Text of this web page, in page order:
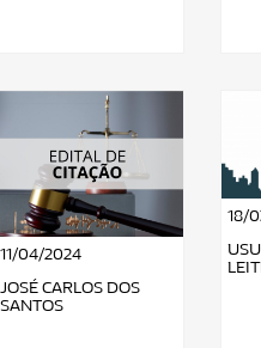
11/04/2024
JOSÉ CARLOS DOS
SANTOS
18/